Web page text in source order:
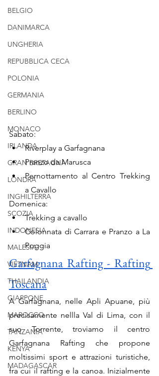
BELGIO
DANIMARCA
UNGHERIA
REPUBBLICA CECA
POLONIA
GERMANIA
BERLINO
MONACO
IRLANDA
GRAN BRETAGNA
LONDRA
INGHILTERRA
SCOZIA
INDONESIA
MALESIA
VIETNAM
THAILANDIA
GIAPPONE
MAROCCO
TANZANIA
KENYA
MADAGASCAR
Sabato:
Riverplay a Garfagnana
Pranzo da Marusca
Pernottamento al Centro Trekking
a Cavallo
Domenica:
Trekking a cavallo
Colonnata di Carrara e Pranzo a La
Poggia
Garfagnana Rafting - Rafting
Toscana
A Garfagnana, nelle Apli Apuane, più
precisamente nellla Val di Lima, con il
suo Torrente, troviamo il centro
Garfagnana Rafting che propone
moltissimi sport e attrazioni turistiche,
fra cui il rafting e la canoa. Inizialmente